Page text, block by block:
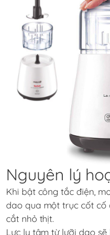
Nguyên lý
Khi bật công tắc điện,
dao qua một trục cốt cố
cắt nhỏ thịt.
Lực ly tâm từ lưỡi dao